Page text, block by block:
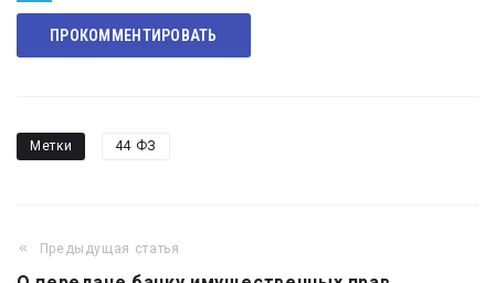
Telegram
ПРОКОММЕНТИРОВАТЬ
Метки 44 ФЗ
Навигация
Предыдущая статья